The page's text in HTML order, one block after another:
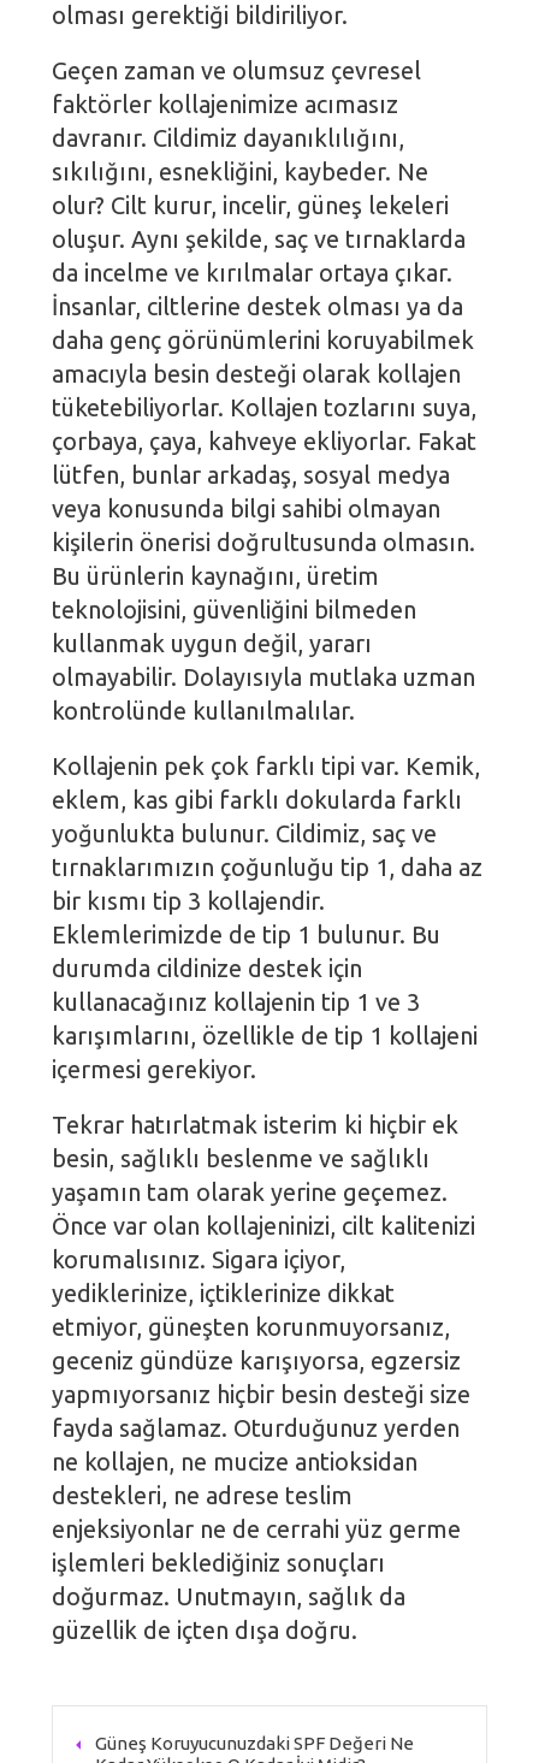
olması gerektiği bildiriliyor.
Geçen zaman ve olumsuz çevresel
faktörler kollajenimize acımasız
davranır. Cildimiz dayanıklılığını,
sıkılığını, esnekliğini, kaybeder. Ne
olur? Cilt kurur, incelir, güneş lekeleri
oluşur. Aynı şekilde, saç ve tırnaklarda
da incelme ve kırılmalar ortaya çıkar.
İnsanlar, ciltlerine destek olması ya da
daha genç görünümlerini koruyabilmek
amacıyla besin desteği olarak kollajen
tüketebiliyorlar. Kollajen tozlarını suya,
çorbaya, çaya, kahveye ekliyorlar. Fakat
lütfen, bunlar arkadaş, sosyal medya
veya konusunda bilgi sahibi olmayan
kişilerin önerisi doğrultusunda olmasın.
Bu ürünlerin kaynağını, üretim
teknolojisini, güvenliğini bilmeden
kullanmak uygun değil, yararı
olmayabilir. Dolayısıyla mutlaka uzman
kontrolünde kullanılmalılar.
Kollajenin pek çok farklı tipi var. Kemik,
eklem, kas gibi farklı dokularda farklı
yoğunlukta bulunur. Cildimiz, saç ve
tırnaklarımızın çoğunluğu tip 1, daha az
bir kısmı tip 3 kollajendir.
Eklemlerimizde de tip 1 bulunur. Bu
durumda cildinize destek için
kullanacağınız kollajenin tip 1 ve 3
karışımlarını, özellikle de tip 1 kollajeni
içermesi gerekiyor.
Tekrar hatırlatmak isterim ki hiçbir ek
besin, sağlıklı beslenme ve sağlıklı
yaşamın tam olarak yerine geçemez.
Önce var olan kollajeninizi, cilt kalitenizi
korumalısınız. Sigara içiyor,
yediklerinize, içtiklerinize dikkat
etmiyor, güneşten korunmuyorsanız,
geceniz gündüze karışıyorsa, egzersiz
yapmıyorsanız hiçbir besin desteği size
fayda sağlamaz. Oturduğunuz yerden
ne kollajen, ne mucize antioksidan
destekleri, ne adrese teslim
enjeksiyonlar ne de cerrahi yüz germe
işlemleri beklediğiniz sonuçları
doğurmaz. Unutmayın, sağlık da
güzellik de içten dışa doğru.
Güneş Koruyucunuzdaki SPF Değeri Ne